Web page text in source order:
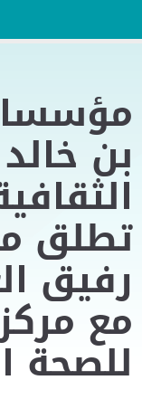
بن
تطلق
رفيق
مع
للصحة